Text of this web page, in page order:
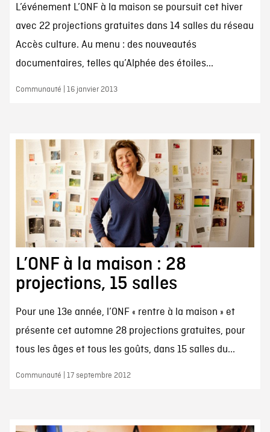
L’événement L’ONF à la maison se poursuit cet hiver
avec 22 projections gratuites dans 14 salles du réseau
Accès culture. Au menu : des nouveautés
documentaires, telles qu’Alphée des étoiles...
Communauté | 16 janvier 2013
L’ONF à la maison : 28
projections, 15 salles
Pour une 13e année, l’ONF « rentre à la maison » et
présente cet automne 28 projections gratuites, pour
tous les âges et tous les goûts, dans 15 salles du...
Communauté | 17 septembre 2012